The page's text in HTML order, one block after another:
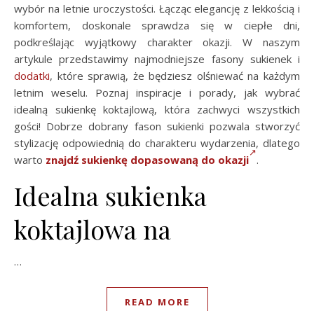
wybór na letnie uroczystości. Łącząc elegancję z lekkością i
komfortem, doskonale sprawdza się w ciepłe dni,
podkreślając wyjątkowy charakter okazji. W naszym
artykule przedstawimy najmodniejsze fasony sukienek i
dodatki, które sprawią, że będziesz olśniewać na każdym
letnim weselu. Poznaj inspiracje i porady, jak wybrać
idealną sukienkę koktajlową, która zachwyci wszystkich
gości! Dobrze dobrany fason sukienki pozwala stworzyć
stylizację odpowiednią do charakteru wydarzenia, dlatego
warto znajdź sukienkę dopasowaną do okazji .
Idealna sukienka
koktajlowa na
…
READ MORE